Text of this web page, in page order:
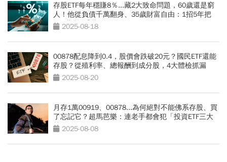
存股ETF每年穩賺8％...藏2大致命問題，60歲還是窮
人！他從負債千萬翻身、35歲財富自由：1招5年把
100萬變1千萬
2025-08-18
00878配息降到0.4，股價會跌破20元？國民ETF還能
存股？從殖利率、總報酬到成分股，4大體檢抓漏
2025-08-20
月存1萬00919、00878...為何絕對不能佛系存股、買
了忘記它？超馬芭樂：連老手都會犯「投資ETF三大
禁忌」
2025-08-08